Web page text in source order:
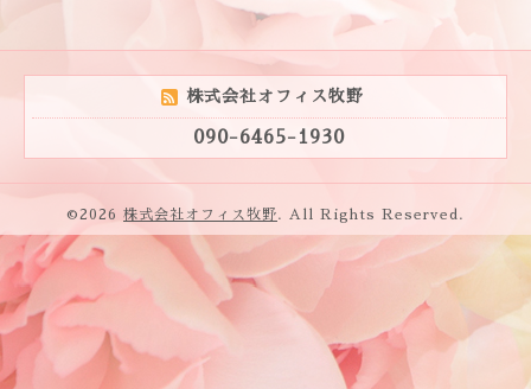
株式会社オフィス牧野
090-6465-1930
©2026 株式会社オフィス牧野. All Rights Reserved.